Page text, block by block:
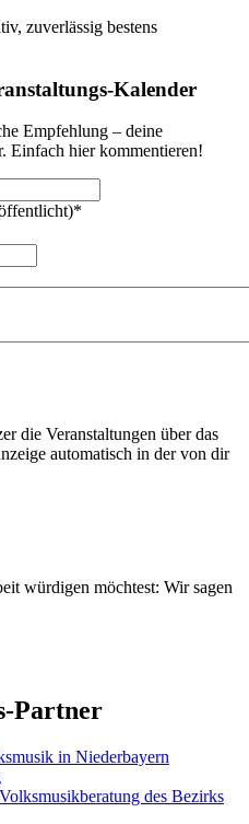
zuverlässig bestens
Kalender
Empfehlung – deine
Einfach hier kommentieren!
*
die Veranstaltungen über das
automatisch in der von dir
würdigen möchtest: Wir sagen
Partner
in Niederbayern
Volksmusikberatung des Bezirks